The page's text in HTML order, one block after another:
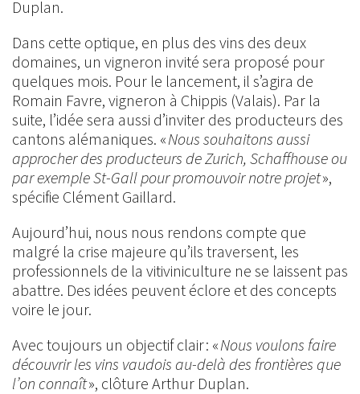
Duplan.
Dans cette optique, en plus des vins des deux
domaines, un vigneron invité sera proposé pour
quelques mois. Pour le lancement, il s’agira de
Romain Favre, vigneron à Chippis (Valais). Par la
suite, l’idée sera aussi d’inviter des producteurs des
cantons alémaniques. «Nous souhaitons aussi
approcher des producteurs de Zurich, Schaffhouse ou
par exemple St-Gall pour promouvoir notre projet»,
spécifie Clément Gaillard.
Aujourd’hui, nous nous rendons compte que
malgré la crise majeure qu’ils traversent, les
professionnels de la vitiviniculture ne se laissent pas
abattre. Des idées peuvent éclore et des concepts
voire le jour.
Avec toujours un objectif clair : «Nous voulons faire
découvrir les vins vaudois au-delà des frontières que
l’on connaît», clôture Arthur Duplan.